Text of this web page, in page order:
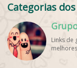
Categorias
Links de